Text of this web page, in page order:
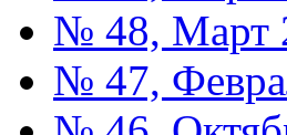
№ 48, Март
№ 47,